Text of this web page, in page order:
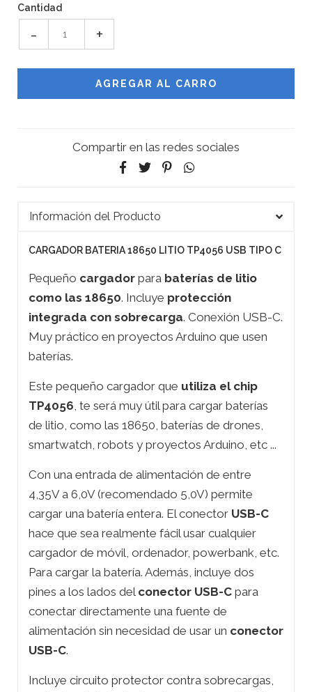
Cantidad
- +
Compartir en las redes sociales
Información del Producto
CARGADOR BATERIA 18650 LITIO TP4056 USB TIPO C
Pequeño cargador para baterías de litio
como las 18650. Incluye protección
integrada con sobrecarga. Conexión USB-C.
Muy práctico en proyectos Arduino que usen
baterías.
Este pequeño cargador que utiliza el chip
TP4056, te será muy útil para cargar baterías
de litio, como las 18650, baterías de drones,
smartwatch, robots y proyectos Arduino, etc ...
Con una entrada de alimentación de entre
4,35V a 6,0V (recomendado 5,0V) permite
cargar una batería entera. El conector USB-C
hace que sea realmente fácil usar cualquier
cargador de móvil, ordenador, powerbank, etc.
Para cargar la batería. Además, incluye dos
pines a los lados del conector USB-C para
conectar directamente una fuente de
alimentación sin necesidad de usar un conector
USB-C.
Incluye circuito protector contra sobrecargas,